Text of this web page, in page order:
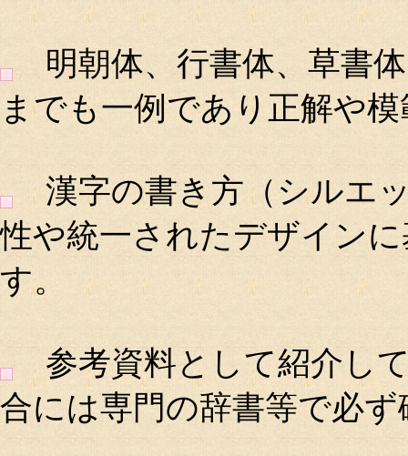
明朝体、行書体、草書
までも一例であり正解や
漢字の書き方（シルエ
性や統一されたデザイン
す。
参考資料として紹介し
合には専門の辞書等で必